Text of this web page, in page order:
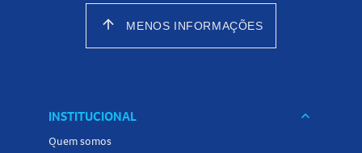
arrow_upward MENOS INFORMAÇÕES
INSTITUCIONAL keyboard_arrow_down
Quem somos